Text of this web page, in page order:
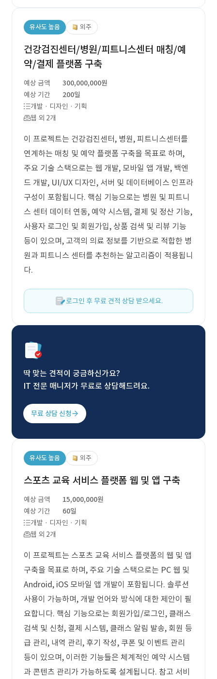
유사도 높음 외주
건강검진센터/병원/피트니스센터 매칭/예
약/결제 플랫폼 구축
예상 금액
300,000,000원
예상 기간
200일
개발 · 디자인 · 기획
웹 외 2개
이 프로젝트는 건강검진센터, 병원, 피트니스센터를
연계하는 매칭 및 예약 플랫폼 구축을 목표로 하며,
주요 기술 스택으로는 웹 개발, 모바일 앱 개발, 백엔
드 개발, UI/UX 디자인, 서버 및 데이터베이스 인프라
구성이 포함됩니다. 핵심 기능으로는 병원 및 피트니
스 센터 데이터 연동, 예약 시스템, 결제 및 정산 기능,
사용자 로그인 및 회원가입, 상품 검색 및 리뷰 기능
등이 있으며, 고객의 의료 정보를 기반으로 적합한 병
원과 피트니스 센터를 추천하는 알고리즘이 적용됩니
다.
로그인 후 무료 견적 상담 받으세요.
딱 맞는 견적이 궁금하신가요?
IT 전문 매니저가 무료로 상담해드려요.
무료 상담 신청
유사도 높음 외주
스포츠 교육 서비스 플랫폼 웹 및 앱 구축
예상 금액
15,000,000원
예상 기간
60일
개발 · 디자인 · 기획
웹 외 2개
이 프로젝트는 스포츠 교육 서비스 플랫폼의 웹 및 앱
구축을 목표로 하며, 주요 기술 스택으로는 PC 웹 및
Android, iOS 모바일 앱 개발이 포함됩니다. 솔루션
사용이 가능하며, 개발 언어와 방식에 대한 제안이 필
요합니다. 핵심 기능으로는 회원가입/로그인, 클래스
검색 및 신청, 결제 시스템, 클래스 알림 발송, 회원 등
급 관리, 내역 관리, 후기 작성, 쿠폰 및 이벤트 관리
등이 있으며, 이러한 기능들은 체계적인 예약 시스템
과 콘텐츠 관리가 가능하도록 설계됩니다. 참고 서비